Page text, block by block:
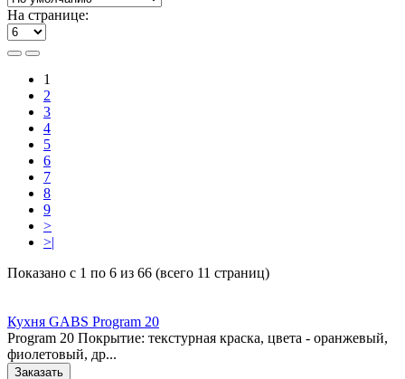
На странице:
1
2
3
4
5
6
7
8
9
>
>|
Показано с 1 по 6 из 66 (всего 11 страниц)
Кухня GABS Program 20
Program 20 Покрытие: текстурная краска, цвета - оранжевый,
фиолетовый, др...
Заказать